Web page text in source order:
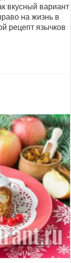
вкусный вариант
на жизнь в
рецепт язычков